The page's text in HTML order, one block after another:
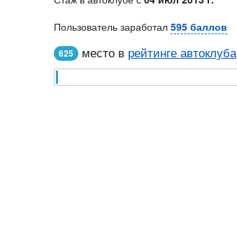
Пользователь заработал 595 баллов
625 место в рейтинге автоклуба